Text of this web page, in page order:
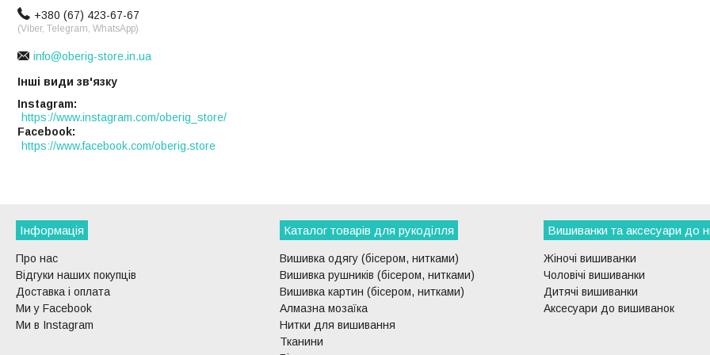
+380 (67) 423-67-67
(Viber, Telegram, WhatsApp)
info@oberig-store.in.ua
Інші види зв'язку
Instagram
https://www.instagram.com/oberig_store/
Facebook
https://www.facebook.com/oberig.store
Інформація
Про нас
Відгуки наших покупців
Доставка і оплата
Ми у Facebook
Ми в Instagram
Каталог товарів для рукоділля
Вишивка одягу (бісером, нитками)
Вишивка рушників (бісером, нитками)
Вишивка картин (бісером, нитками)
Алмазна мозаїка
Нитки для вишивання
Тканини
Вишиванки та аксесуари до
Жіночі вишиванки
Чоловічі вишиванки
Дитячі вишиванки
Аксесуари до вишиванок